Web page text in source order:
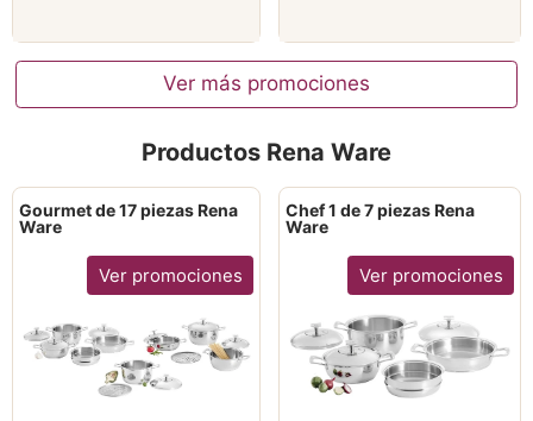
Ver más promociones
Productos Rena Ware
Gourmet de 17 piezas Rena
Ware
Ver promociones
Chef 1 de 7 piezas Rena
Ware
Ver promociones